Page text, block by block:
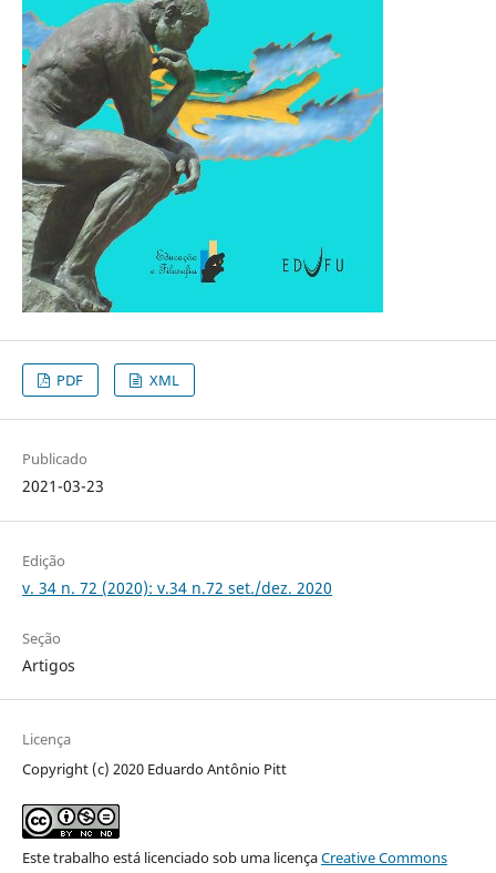
PDF XML
Publicado
2021-03-23
Edição
v. 34 n. 72 (2020): v.34 n.72 set./dez. 2020
Seção
Artigos
Licença
Copyright (c) 2020 Eduardo Antônio Pitt
Este trabalho está licenciado sob uma licençaCreative Commons